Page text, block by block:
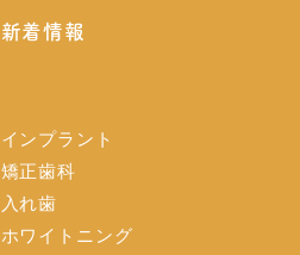
新着情報
インプラント
矯正歯科
入れ歯
ホワイトニング